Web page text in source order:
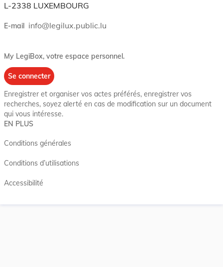
L-2338 LUXEMBOURG
E-mail info@legilux.public.lu
My LegiBox, votre espace personnel.
Se connecter
Enregistrer et organiser vos actes préférés, enregistrer vos
recherches, soyez alerté en cas de modification sur un document
qui vous intéresse.
EN PLUS
Conditions générales
Conditions d’utilisations
Accessibilité